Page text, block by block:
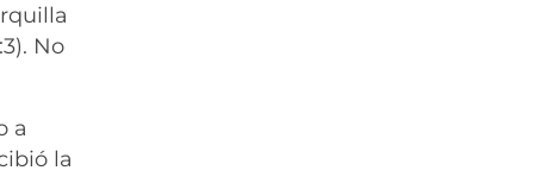
No
a
la